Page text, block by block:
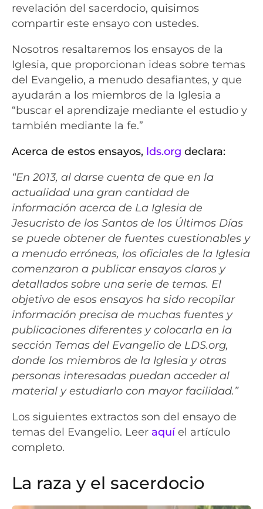
revelación del sacerdocio, quisimos
compartir este ensayo con ustedes.
Nosotros resaltaremos los ensayos de la
Iglesia, que proporcionan ideas sobre temas
del Evangelio, a menudo desafiantes, y que
ayudarán a los miembros de la Iglesia a
“buscar el aprendizaje mediante el estudio y
también mediante la fe.”
Acerca de estos ensayos, lds.org declara:
“En 2013, al darse cuenta de que en la
actualidad una gran cantidad de
información acerca de La Iglesia de
Jesucristo de los Santos de los Últimos Días
se puede obtener de fuentes cuestionables y
a menudo erróneas, los oficiales de la Iglesia
comenzaron a publicar ensayos claros y
detallados sobre una serie de temas. El
objetivo de esos ensayos ha sido recopilar
información precisa de muchas fuentes y
publicaciones diferentes y colocarla en la
sección Temas del Evangelio de LDS.org,
donde los miembros de la Iglesia y otras
personas interesadas puedan acceder al
material y estudiarlo con mayor facilidad.”
Los siguientes extractos son del ensayo de
temas del Evangelio. Leer aquíel artículo
completo.
La raza y el sacerdocio